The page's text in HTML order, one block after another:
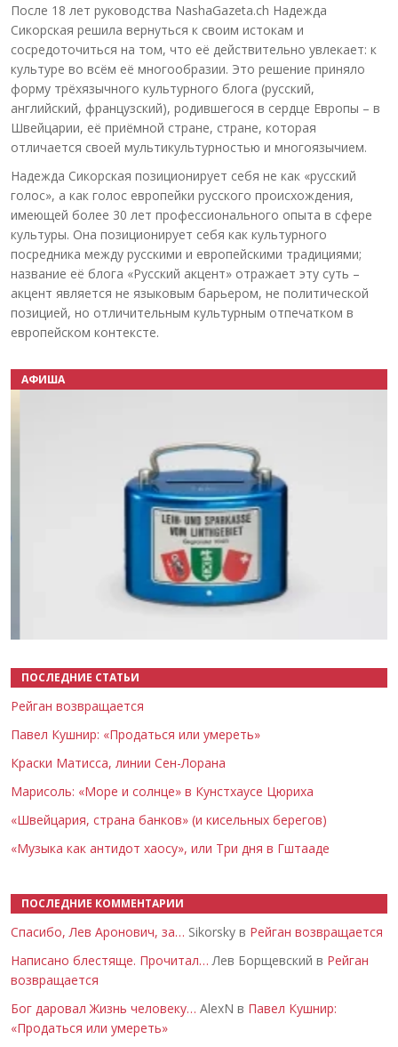
После 18 лет руководства NashaGazeta.ch Надежда
Сикорская решила вернуться к своим истокам и
сосредоточиться на том, что её действительно увлекает: к
культуре во всём её многообразии. Это решение приняло
форму трёхязычного культурного блога (русский,
английский, французский), родившегося в сердце Европы – в
Швейцарии, её приёмной стране, стране, которая
отличается своей мультикультурностью и многоязычием.
Надежда Сикорская позиционирует себя не как «русский
голос», а как голос европейки русского происхождения,
имеющей более 30 лет профессионального опыта в сфере
культуры. Она позиционирует себя как культурного
посредника между русскими и европейскими традициями;
название её блога «Русский акцент» отражает эту суть –
акцент является не языковым барьером, не политической
позицией, но отличительным культурным отпечатком в
европейском контексте.
АФИША
ПОСЛЕДНИЕ СТАТЬИ
Рейган возвращается
Павел Кушнир: «Продаться или умереть»
Краски Матисса, линии Сен-Лорана
Марисоль: «Море и солнце» в Кунстхаусе Цюриха
«Швейцария, страна банков» (и кисельных берегов)
«Музыка как антидот хаосу», или Три дня в Гштааде
ПОСЛЕДНИЕ КОММЕНТАРИИ
Спасибо, Лев Аронович, за… Sikorsky в Рейган возвращается
Написано блестяще. Прочитал… Лев Борщевский в Рейган
возвращается
Бог даровал Жизнь человеку… AlexN в Павел Кушнир:
«Продаться или умереть»